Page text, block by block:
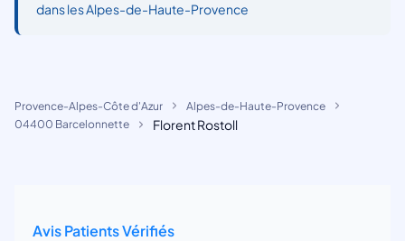
dans les Alpes-de-Haute-Provence
Provence-Alpes-Côte d'Azur
Alpes-de-Haute-Provence
04400 Barcelonnette
Florent Rostoll
Avis Patients Vérifiés